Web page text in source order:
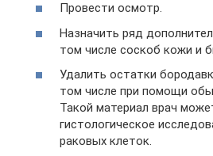
Провести осмотр.
Назначить ряд
том числе соскоб кожи и
Удалить остатки
том числе при помощи
Такой материал врач
гистологическое
раковых клеток.